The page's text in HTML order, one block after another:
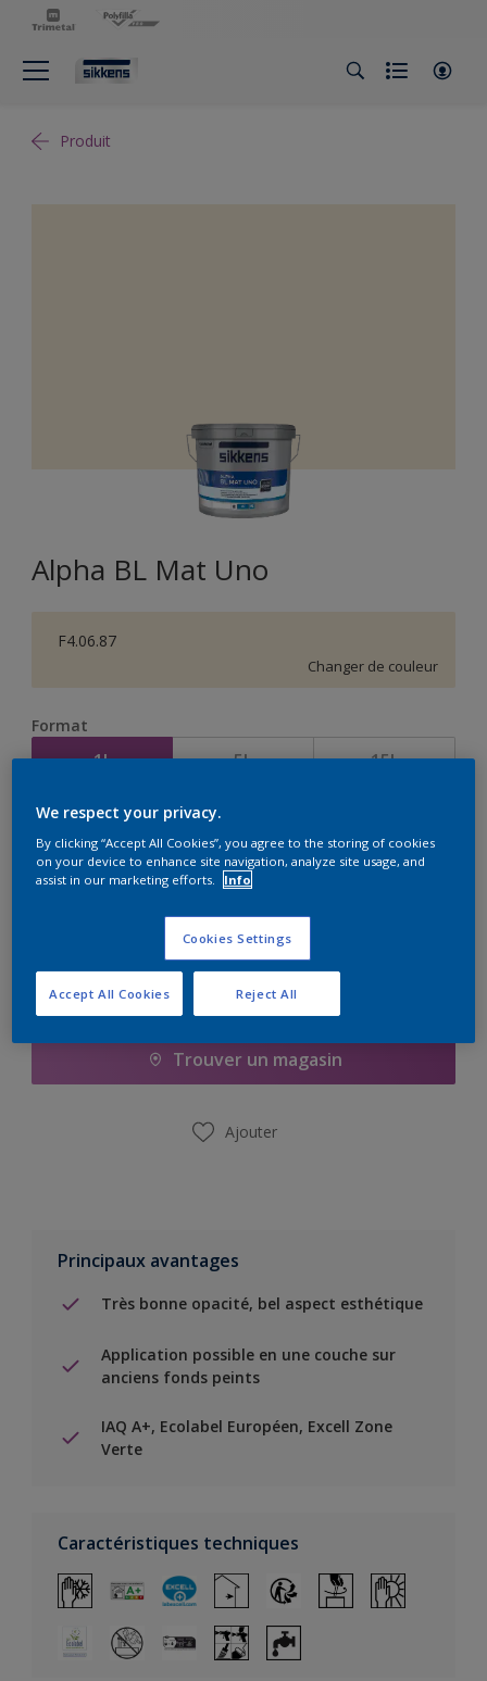
Produit
Alpha BL Mat Uno
F4.06.87
Changer de couleur
Format
1L 5L 15L
Quantité Calculateur de peinture
Calculer
Ajouter à la liste d’achats
Trouver un magasin
Ajouter
Principaux avantages
Très bonne opacité, bel aspect esthétique
Application possible en une couche sur
anciens fonds peints
IAQ A+, Ecolabel Européen, Excell Zone
Verte
Caractéristiques techniques
We respect your privacy.
By clicking “Accept All Cookies”, you agree to the storing of cookies
on your device to enhance site navigation, analyze site usage, and
assist in our marketing efforts.
Info
Cookies Settings
Reject All
Accept All Cookies